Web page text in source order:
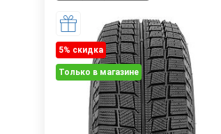
5% cкидка
Только в магазине